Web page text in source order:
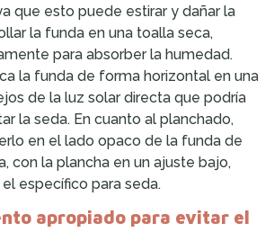
que esto puede estirar y dañar la
la funda en una toalla seca,
para absorber la humedad.
la funda de forma horizontal en una
de la luz solar directa que podría
la seda. En cuanto al planchado,
en el lado opaco de la funda de
con la plancha en un ajuste bajo,
específico para seda.
apropiado para evitar el